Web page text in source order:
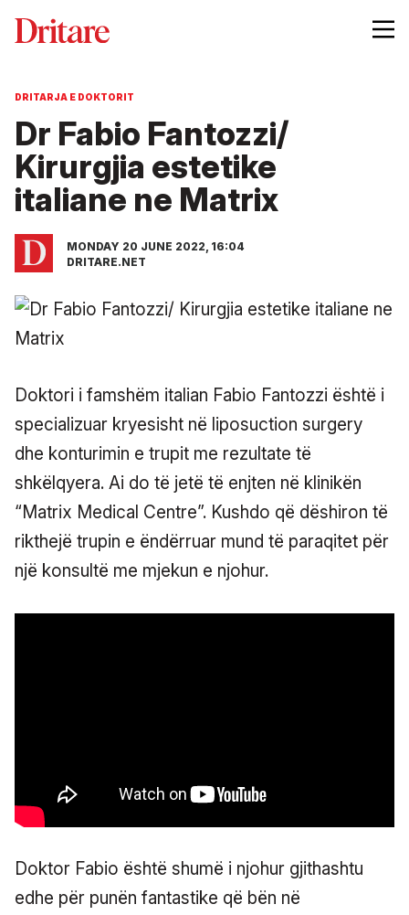
DRITARJA E DOKTORIT
Dr Fabio Fantozzi/
Kirurgjia estetike
italiane ne Matrix
MONDAY 20 JUNE 2022, 16:04
DRITARE.NET
Doktori i famshëm italian Fabio Fantozzi është i
specializuar kryesisht në liposuction surgery
dhe konturimin e trupit me rezultate të
shkëlqyera. Ai do të jetë të enjten në klinikën
“Matrix Medical Centre”. Kushdo që dëshiron të
rikthejë trupin e ëndërruar mund të paraqitet për
një konsultë me mjekun e njohur.
Doktor Fabio është shumë i njohur gjithashtu
edhe për punën fantastike që bën në